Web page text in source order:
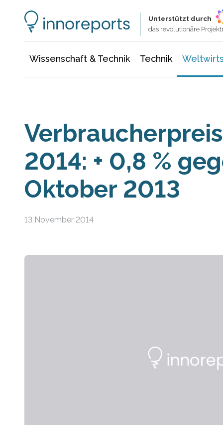
Unterstützt durch
das revolutionäre
Wissenschaft & Technik Technik
2014: + 0,8 %
Oktober 2013
13 November 2014